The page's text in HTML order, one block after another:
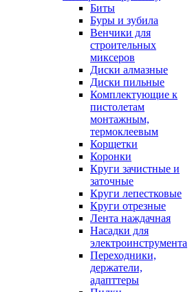
Биты
Буры и зубила
Венчики для
строительных
миксеров
Диски алмазные
Диски пильные
Комплектующие к
пистолетам
монтажным,
термоклеевым
Корщетки
Коронки
Круги зачистные и
заточные
Круги лепестковые
Круги отрезные
Лента наждачная
Насадки для
электроинструмента
Переходники,
держатели,
адапттеры